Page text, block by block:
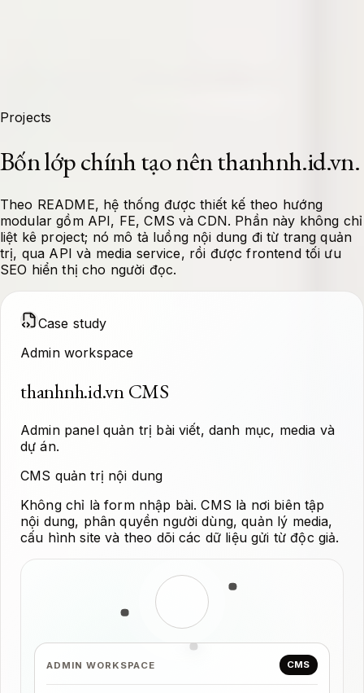
Projects
Bốn lớp chính tạo nên thanhnh.id.vn.
Theo README, hệ thống được thiết kế theo hướng
modular gồm API, FE, CMS và CDN. Phần này không chỉ
liệt kê project; nó mô tả luồng nội dung đi từ trang quản
trị, qua API và media service, rồi được frontend tối ưu
SEO hiển thị cho người đọc.
Case study
Admin workspace
thanhnh.id.vn CMS
Admin panel quản trị bài viết, danh mục, media và
dự án.
CMS quản trị nội dung
Không chỉ là form nhập bài. CMS là nơi biên tập
nội dung, phân quyền người dùng, quản lý media,
cấu hình site và theo dõi các dữ liệu gửi từ độc giả.
ADMIN WORKSPACE CMS